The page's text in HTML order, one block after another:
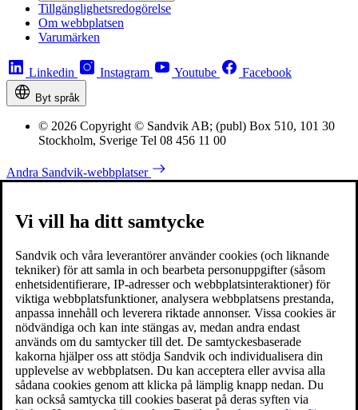
Tillgänglighetsredogörelse
Om webbplatsen
Varumärken
Linkedin Instagram Youtube Facebook
Byt språk
© 2026 Copyright © Sandvik AB; (publ) Box 510, 101 30
Stockholm, Sverige Tel 08 456 11 00
Andra Sandvik-webbplatser
Vi vill ha ditt samtycke
Sandvik och våra leverantörer använder cookies (och liknande
tekniker) för att samla in och bearbeta personuppgifter (såsom
enhetsidentifierare, IP-adresser och webbplatsinteraktioner) för
viktiga webbplatsfunktioner, analysera webbplatsens prestanda,
anpassa innehåll och leverera riktade annonser. Vissa cookies är
nödvändiga och kan inte stängas av, medan andra endast
används om du samtycker till det. De samtyckesbaserade
kakorna hjälper oss att stödja Sandvik och individualisera din
upplevelse av webbplatsen. Du kan acceptera eller avvisa alla
sådana cookies genom att klicka på lämplig knapp nedan. Du
kan också samtycka till cookies baserat på deras syften via